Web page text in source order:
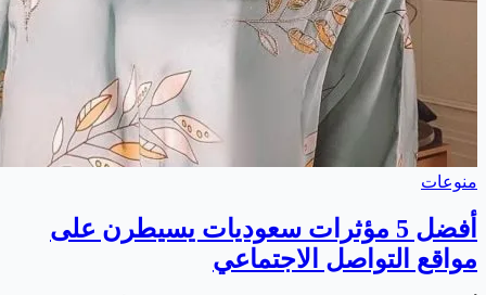
منوعات
أفضل 5 مؤثرات سعوديات يسيطرن على
مواقع التواصل الاجتماعي